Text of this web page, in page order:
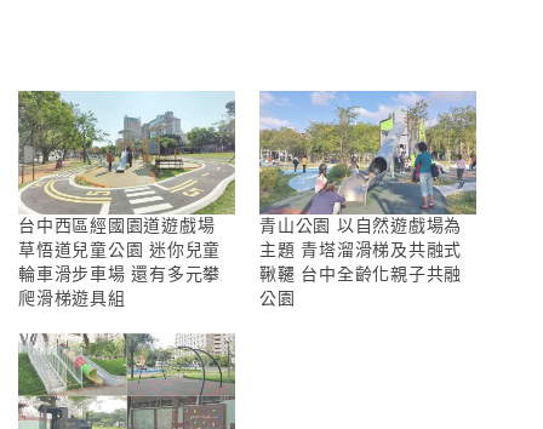
台中西區經國園道遊戲場
草悟道兒童公園 迷你兒童
輪車滑步車場 還有多元攀
爬滑梯遊具組
青山公園 以自然遊戲場為
主題 青塔溜滑梯及共融式
鞦韆 台中全齡化親子共融
公園